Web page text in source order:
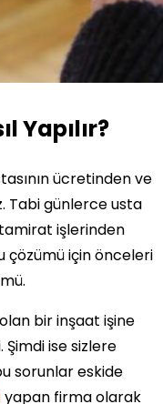
Yapılır?
ücretinden ve
Tabi günlerce usta
işlerinden
çözümü için önceleri
bir inşaat işine
ise sizlere
sorunlar eskide
yapan firma olarak